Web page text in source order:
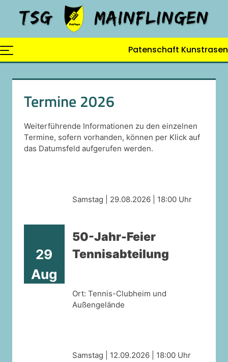
Patenschaft Kunstrasen
Termine 2026
Weiterführende Informationen zu den einzelnen
Termine, sofern vorhanden, können per Klick auf
das Datumsfeld aufgerufen werden.
29
Aug
Samstag | 29.08.2026 | 18:00 Uhr
50-Jahr-Feier
Tennisabteilung
Ort: Tennis-Clubheim und
Außengelände
Samstag | 12.09.2026 | 18:00 Uhr